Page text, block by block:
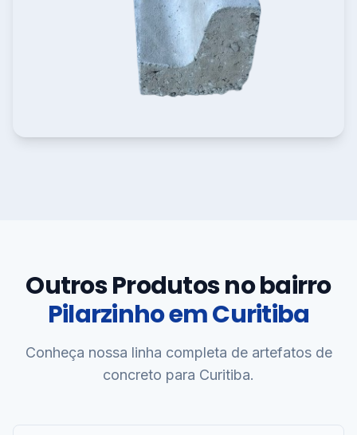
Outros Produtos no bairro
Pilarzinho em Curitiba
Conheça nossa linha completa de artefatos de
concreto para Curitiba.